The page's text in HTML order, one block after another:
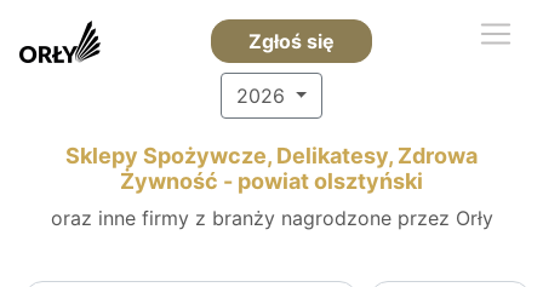
Zgłoś się
2026
Sklepy Spożywcze, Delikatesy, Zdrowa
Żywność - powiat olsztyński
oraz inne firmy z branży nagrodzone przez Orły